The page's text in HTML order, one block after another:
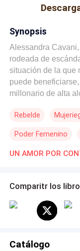
Synopsis
Alessandra
rodeada de
situación de la que
puede
millonario de alta
ambos. Para él, es
abuelo antes de
completa del todo.
malentendidos y
solución. ¿Podrán
víctimas siempre
solución?
Rebelde
Poder Femenino
Divorcio
Comparitr los
Catálogo